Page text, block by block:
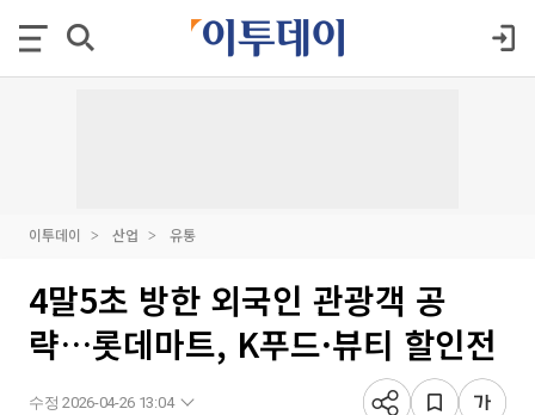
이투데이 산업 유통
4말5초 방한 외국인 관광객 공
략…롯데마트, K푸드·뷰티 할인전
수정 2026-04-26 13:04